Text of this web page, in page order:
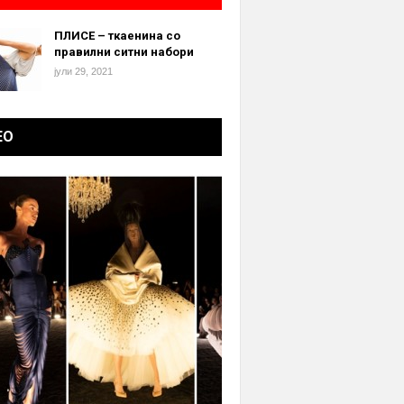
ПЛИСЕ – ткаенина со
правилни ситни набори
јули 29, 2021